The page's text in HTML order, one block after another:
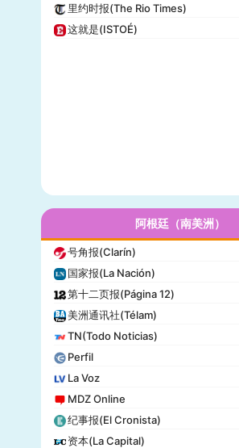
财富(Fortune)
纽约每日新闻(New York Daily News)
迈阿密先驱报(Miami Herald)
里约时报(The Rio Times)
这就是(ISTOÉ)
阿根廷（南美洲）
号角报(Clarín)
国家报(La Nación)
第十二页报(Página 12)
美洲通讯社(Télam)
TN(Todo Noticias)
Perfil
La Voz
MDZ Online
纪事报(El Cronista)
资本(La Capital)